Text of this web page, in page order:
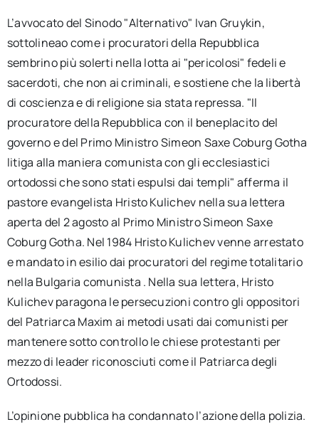
L’avvocato del Sinodo "Alternativo" Ivan Gruykin,
sottolineao come i procuratori della Repubblica
sembrino più solerti nella lotta ai "pericolosi" fedeli e
sacerdoti, che non ai criminali, e sostiene che la libertà
di coscienza e di religione sia stata repressa. "Il
procuratore della Repubblica con il beneplacito del
governo e del Primo Ministro Simeon Saxe Coburg Gotha
litiga alla maniera comunista con gli ecclesiastici
ortodossi che sono stati espulsi dai templi" afferma il
pastore evangelista Hristo Kulichev nella sua lettera
aperta del 2 agosto al Primo Ministro Simeon Saxe
Coburg Gotha. Nel 1984 Hristo Kulichev venne arrestato
e mandato in esilio dai procuratori del regime totalitario
nella Bulgaria comunista . Nella sua lettera, Hristo
Kulichev paragona le persecuzioni contro gli oppositori
del Patriarca Maxim ai metodi usati dai comunisti per
mantenere sotto controllo le chiese protestanti per
mezzo di leader riconosciuti come il Patriarca degli
Ortodossi.
L’opinione pubblica ha condannato l’azione della polizia.